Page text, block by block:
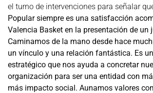
el turno de intervenciones para señalar
Popular siempre es una satisfacción
Valencia Basket en la presentación de un
Caminamos de la mano desde hace
un vínculo y una relación fantástica. Es
estratégico que nos ayuda a concretar
organización para ser una entidad con
más impacto social. Aunamos valores